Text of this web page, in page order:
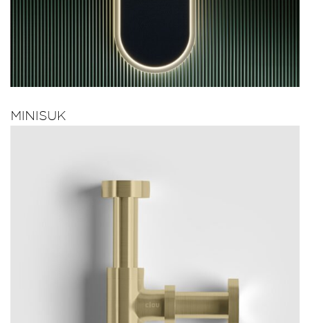
MINISUK